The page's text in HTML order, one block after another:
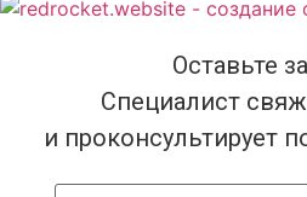
Оставьте
Специалист
и проконсультирует